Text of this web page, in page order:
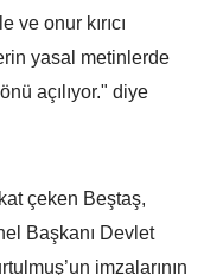
onur kırıcı
yasal metinlerde
açılıyor." diye
çeken Beştaş,
Başkanı Devlet
imzalarının